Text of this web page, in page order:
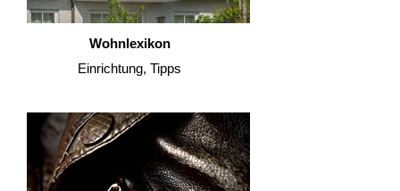
Wohnlexikon
Einrichtung, Tipps